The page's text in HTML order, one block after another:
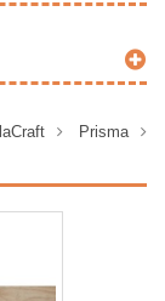
>
Prisma